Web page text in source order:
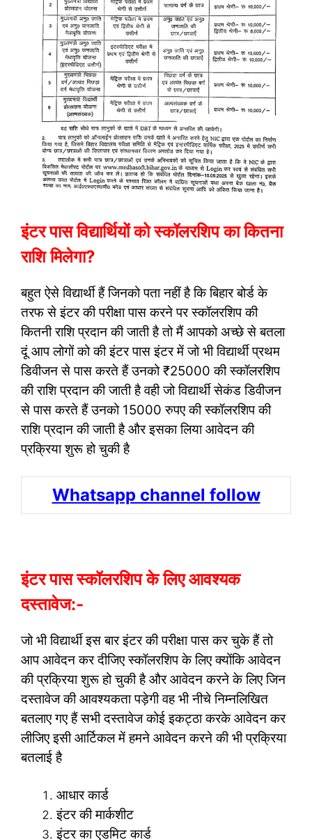
इंटर पास विद्यार्थियों को स्कॉलरशिप का कितना
राशि मिलेगा?
बहुत ऐसे विद्यार्थी हैं जिनको पता नहीं है कि बिहार बोर्ड के
तरफ से इंटर की परीक्षा पास करने पर स्कॉलरशिप की
कितनी राशि प्रदान की जाती है तो मैं आपको अच्छे से बतला
दूं आप लोगों को की इंटर पास इंटर में जो भी विद्यार्थी प्रथम
डिवीजन से पास करते हैं उनको ₹25000 की स्कॉलरशिप
की राशि प्रदान की जाती है वही जो विद्यार्थी सेकंड डिवीजन
से पास करते हैं उनको 15000 रुपए की स्कॉलरशिप की
राशि प्रदान की जाती है और इसका लिया आवेदन की
प्रक्रिया शुरू हो चुकी है
Whatsapp channel follow
इंटर पास स्कॉलरशिप के लिए आवश्यक
दस्तावेज:-
जो भी विद्यार्थी इस बार इंटर की परीक्षा पास कर चुके हैं तो
आप आवेदन कर दीजिए स्कॉलरशिप के लिए क्योंकि आवेदन
की प्रक्रिया शुरू हो चुकी है और आवेदन करने के लिए जिन
दस्तावेज की आवश्यकता पड़ेगी वह भी नीचे निम्नलिखित
बतलाए गए हैं सभी दस्तावेज कोई इकट्ठा करके आवेदन कर
लीजिए इसी आर्टिकल में हमने आवेदन करने की भी प्रक्रिया
बतलाई है
आधार कार्ड
इंटर की मार्कशीट
इंटर का एडमिट कार्ड